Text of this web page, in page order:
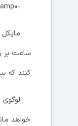
-«Henna lamp» نوعی لامپ دکوری در مراکش
ساعت بر
کنند که
خواهد